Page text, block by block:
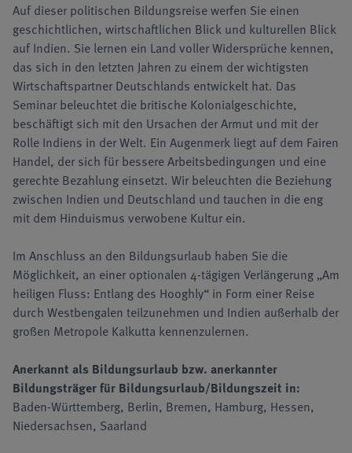
Auf dieser politischen Bildungsreise werfen Sie einen
geschichtlichen, wirtschaftlichen Blick und kulturellen Blick
auf Indien. Sie lernen ein Land voller Widersprüche kennen,
das sich in den letzten Jahren zu einem der wichtigsten
Wirtschaftspartner Deutschlands entwickelt hat. Das
Seminar beleuchtet die britische Kolonialgeschichte,
beschäftigt sich mit den Ursachen der Armut und mit der
Rolle Indiens in der Welt. Ein Augenmerk liegt auf dem Fairen
Handel, der sich für bessere Arbeitsbedingungen und eine
gerechte Bezahlung einsetzt. Wir beleuchten die Beziehung
zwischen Indien und Deutschland und tauchen in die eng
mit dem Hinduismus verwobene Kultur ein.
Im Anschluss an den Bildungsurlaub haben Sie die
Möglichkeit, an einer optionalen 4-tägigen Verlängerung „Am
heiligen Fluss: Entlang des Hooghly“ in Form einer Reise
durch Westbengalen teilzunehmen und Indien außerhalb der
großen Metropole Kalkutta kennenzulernen.
Anerkannt als Bildungsurlaub bzw. anerkannter
Bildungsträger für Bildungsurlaub/Bildungszeit in:
Baden-Württemberg, Berlin, Bremen, Hamburg, Hessen,
Niedersachsen, Saarland